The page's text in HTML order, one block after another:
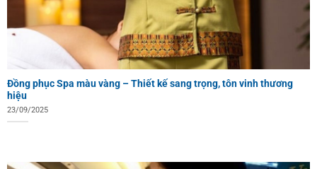
Đồng phục Spa màu vàng – Thiết kế sang trọng, tôn vinh thương
hiệu
23/09/2025